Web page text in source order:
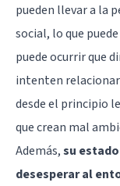
pueden llevar a la
social, lo que
puede ocurrir que
intenten
desde el principio
que crean mal
Además,su
desesperar al